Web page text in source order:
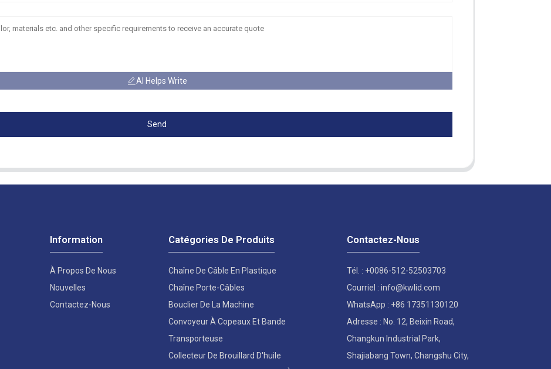
AI Helps Write
Send
Information
À Propos De Nous
Nouvelles
Contactez-Nous
Catégories De Produits
Chaîne De Câble En Plastique
Chaîne Porte-Câbles
Bouclier De La Machine
Convoyeur À Copeaux Et Bande
Transporteuse
Collecteur De Brouillard D'huile
Contactez-Nous
Tél. : +0086-512-52503703
Courriel : info@kwlid.com
WhatsApp : +86 17351130120
Adresse : No. 12, Beixin Road,
Changkun Industrial Park,
Shajiabang Town, Changshu City,